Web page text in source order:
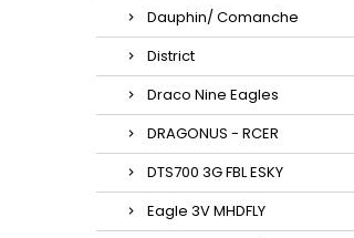
Dauphin/ Comanche
District
Draco Nine Eagles
DRAGONUS - RCER
DTS700 3G FBL ESKY
Eagle 3V MHDFLY